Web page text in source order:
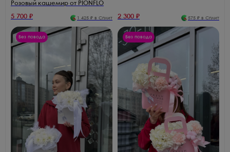
Розовый кашемир от PIONFLO
5 700 ₽ 1 425 ₽ в Сплит 2 300 ₽ 575 ₽ в Сплит
Без повода Без повода